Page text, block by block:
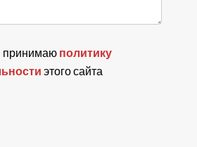
принимаю политику
этого сайта